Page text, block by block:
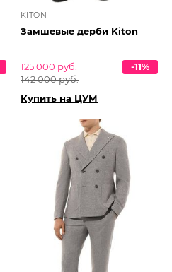
KITON
Замшевые дерби Kiton
125 000 руб.
142 000 руб.
-11%
Купить на ЦУМ